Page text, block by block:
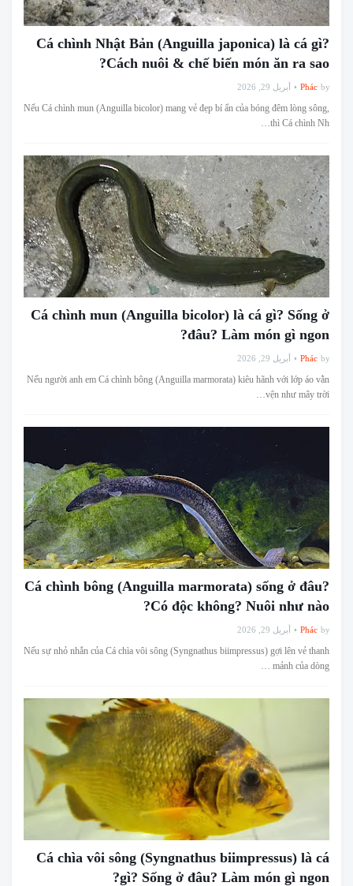
Cá chình Nhật Bản (Anguilla japonica) là cá gì?
Cách nuôi & chế biến món ăn ra sao?
by
Phác أبريل 29, 2026
Nếu Cá chình mun (Anguilla bicolor) mang vẻ đẹp bí ẩn của bóng đêm lòng sông,
thì Cá chình Nh…
Cá chình mun (Anguilla bicolor) là cá gì? Sống ở
đâu? Làm món gì ngon?
by
Phác أبريل 29, 2026
Nếu người anh em Cá chình bông (Anguilla marmorata) kiêu hãnh với lớp áo vằn
vện như mây trời…
Cá chình bông (Anguilla marmorata) sống ở đâu?
Có độc không? Nuôi như nào?
by
Phác أبريل 29, 2026
Nếu sự nhỏ nhắn của Cá chìa vôi sông (Syngnathus biimpressus) gợi lên vẻ thanh
mảnh của dòng …
Cá chìa vôi sông (Syngnathus biimpressus) là cá
gì? Sống ở đâu? Làm món gì ngon?